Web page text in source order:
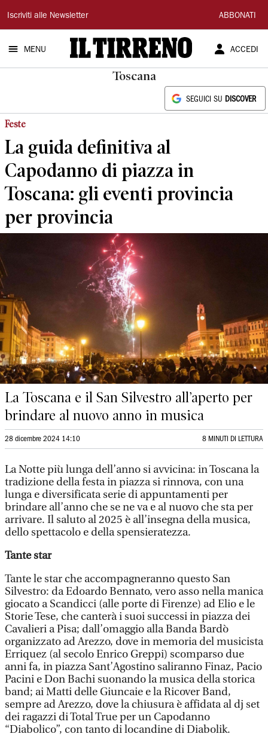
Il
Tirreno
Iscriviti alle Newsletter ABBONATI
MENU ACCEDI
Toscana
SEGUICI SU DISCOVER
Feste
La guida definitiva al
Capodanno di piazza in
Toscana: gli eventi provincia
per provincia
La Toscana e il San Silvestro all’aperto per
brindare al nuovo anno in musica
28 dicembre 2024 14:10 8 MINUTI DI LETTURA
La Notte più lunga dell’anno si avvicina: in Toscana la
tradizione della festa in piazza si rinnova, con una
lunga e diversificata serie di appuntamenti per
brindare all’anno che se ne va e al nuovo che sta per
arrivare. Il saluto al 2025 è all’insegna della musica,
dello spettacolo e della spensieratezza.
Tante star
Tante le star che accompagneranno questo San
Silvestro: da Edoardo Bennato, vero asso nella manica
giocato a Scandicci (alle porte di Firenze) ad Elio e le
Storie Tese, che canterà i suoi successi in piazza dei
Cavalieri a Pisa; dall’omaggio alla Banda Bardò
organizzato ad Arezzo, dove in memoria del musicista
Erriquez (al secolo Enrico Greppi) scomparso due
anni fa, in piazza Sant’Agostino saliranno Finaz, Pacio
Pacini e Don Bachi suonando la musica della storica
band; ai Matti delle Giuncaie e la Ricover Band,
sempre ad Arezzo, dove la chiusura è affidata al dj set
dei ragazzi di Total True per un Capodanno
“Diabolico”, con tanto di locandine di Diabolik.